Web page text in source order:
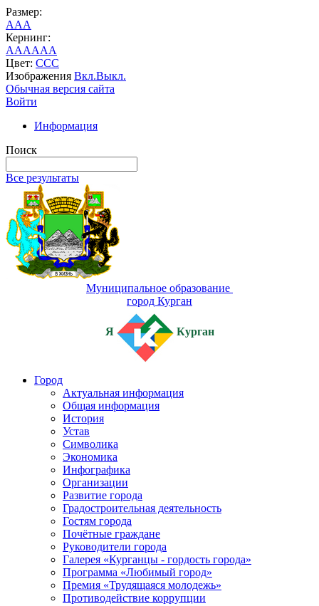
Размер:
AAA
Кернинг:
AAAAAA
Цвет: CCC
Изображения Вкл.Выкл.
Обычная версия сайта
Войти
Информация
Поиск
Все результаты
Муниципальное образование
город Курган
Я Курган
Город
Актуальная информация
Общая информация
История
Устав
Символика
Экономика
Инфографика
Организации
Развитие города
Градостроительная деятельность
Гостям города
Почётные граждане
Руководители города
Галерея «Курганцы - гордость города»
Программа «Любимый город»
Премия «Трудящаяся молодежь»
Противодействие коррупции